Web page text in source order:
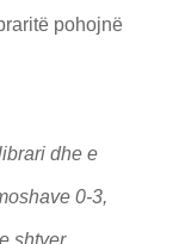
pohojnë
dhe e
0-3,